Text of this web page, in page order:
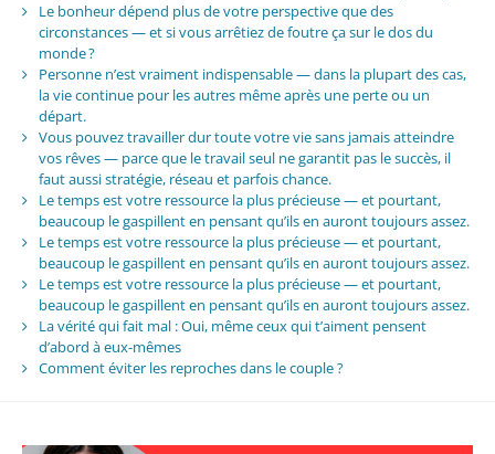
Le bonheur dépend plus de votre perspective que des
circonstances — et si vous arrêtiez de foutre ça sur le dos du
monde ?
Personne n’est vraiment indispensable — dans la plupart des cas,
la vie continue pour les autres même après une perte ou un
départ.
Vous pouvez travailler dur toute votre vie sans jamais atteindre
vos rêves — parce que le travail seul ne garantit pas le succès, il
faut aussi stratégie, réseau et parfois chance.
Le temps est votre ressource la plus précieuse — et pourtant,
beaucoup le gaspillent en pensant qu’ils en auront toujours assez.
Le temps est votre ressource la plus précieuse — et pourtant,
beaucoup le gaspillent en pensant qu’ils en auront toujours assez.
Le temps est votre ressource la plus précieuse — et pourtant,
beaucoup le gaspillent en pensant qu’ils en auront toujours assez.
La vérité qui fait mal : Oui, même ceux qui t’aiment pensent
d’abord à eux-mêmes
Comment éviter les reproches dans le couple ?